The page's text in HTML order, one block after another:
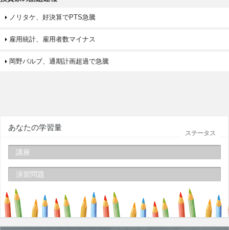
ノリタケ、好決算でPTS急騰
雇用統計、雇用者数マイナス
岡野バルブ、通期計画超過で急騰
ステータス
あなたの学習量
講座
演習問題